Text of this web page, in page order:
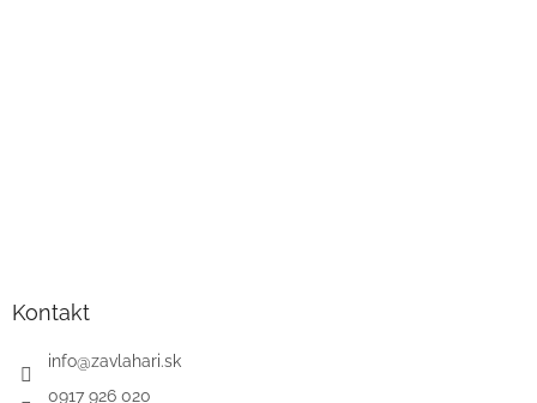
Kontakt
info@zavlahari.sk
0917 926 020